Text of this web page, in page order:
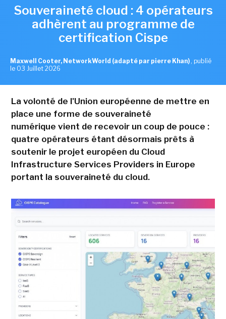
Souveraineté cloud : 4 opérateurs
adhèrent au programme de
certification Cispe
Maxwell Cooter, NetworkWorld (adapté par pierre Khan) , publié
le 03 Juillet 2026
La volonté de l'Union européenne de mettre en
place une forme de souveraineté
numérique vient de recevoir un coup de pouce :
quatre opérateurs étant désormais prêts à
soutenir le projet européen du Cloud
Infrastructure Services Providers in Europe
portant la souveraineté du cloud.